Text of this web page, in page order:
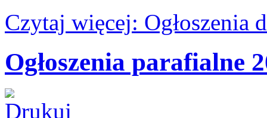
Czytaj więcej: Ogłoszenia
Ogłoszenia parafialne